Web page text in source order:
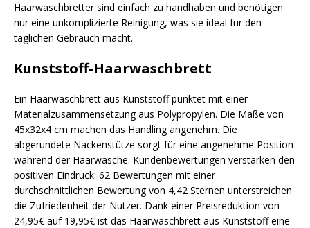
Haarwaschbretter sind einfach zu handhaben und benötigen
nur eine unkomplizierte Reinigung, was sie ideal für den
täglichen Gebrauch macht.
Kunststoff-Haarwaschbrett
Ein Haarwaschbrett aus Kunststoff punktet mit einer
Materialzusammensetzung aus Polypropylen. Die Maße von
45x32x4 cm machen das Handling angenehm. Die
abgerundete Nackenstütze sorgt für eine angenehme Position
während der Haarwäsche. Kundenbewertungen verstärken den
positiven Eindruck: 62 Bewertungen mit einer
durchschnittlichen Bewertung von 4,42 Sternen unterstreichen
die Zufriedenheit der Nutzer. Dank einer Preisreduktion von
24,95€ auf 19,95€ ist das Haarwaschbrett aus Kunststoff eine